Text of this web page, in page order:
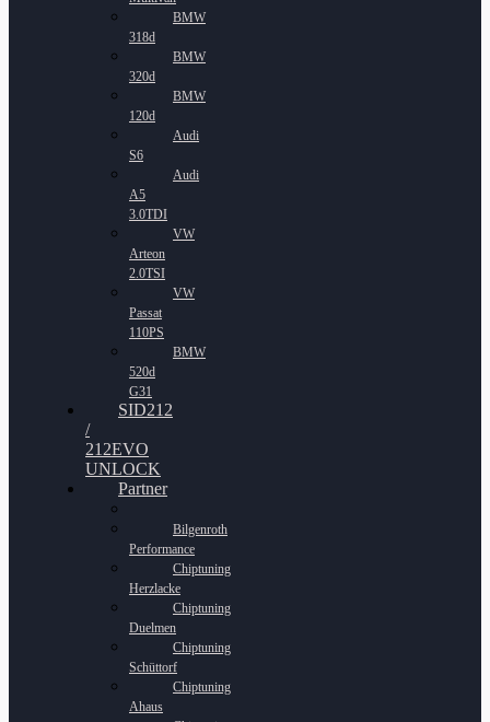
BMW
318d
BMW
320d
BMW
120d
Audi
S6
Audi
A5
3.0TDI
VW
Arteon
2.0TSI
VW
Passat
110PS
BMW
520d
G31
SID212
/
212EVO
UNLOCK
Partner
Bilgenroth
Performance
Chiptuning
Herzlacke
Chiptuning
Duelmen
Chiptuning
Schüttorf
Chiptuning
Ahaus